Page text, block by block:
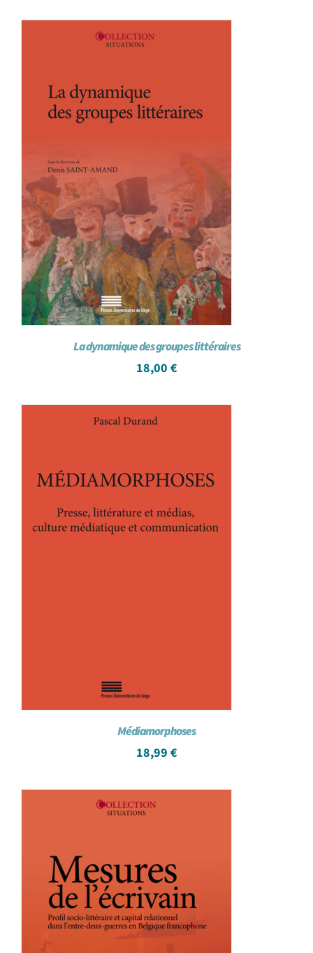
La dynamique des groupes littéraires
18,00 €
Médiamorphoses
18,99 €